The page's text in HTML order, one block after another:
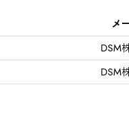
メ
DSM
DSM